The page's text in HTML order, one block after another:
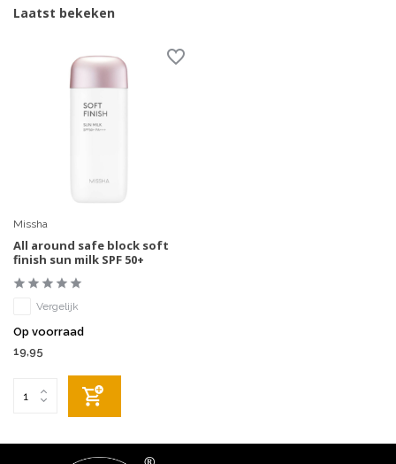
Laatst bekeken
Missha
All around safe block soft
finish sun milk SPF 50+
Vergelijk
Op voorraad
19,95